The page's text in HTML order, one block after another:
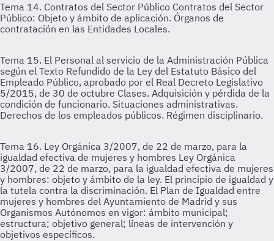
Tema 14. Contratos del Sector Público Contratos del Sector
Público: Objeto y ámbito de aplicación. Órganos de
contratación en las Entidades Locales.
Tema 15. El Personal al servicio de la Administración Pública
según el Texto Refundido de la Ley del Estatuto Básico del
Empleado Público, aprobado por el Real Decreto Legislativo
5/2015, de 30 de octubre Clases. Adquisición y pérdida de la
condición de funcionario. Situaciones administrativas.
Derechos de los empleados públicos. Régimen disciplinario.
Tema 16. Ley Orgánica 3/2007, de 22 de marzo, para la
igualdad efectiva de mujeres y hombres Ley Orgánica
3/2007, de 22 de marzo, para la igualdad efectiva de mujeres
y hombres: objeto y ámbito de la ley. El principio de igualdad y
la tutela contra la discriminación. El Plan de Igualdad entre
mujeres y hombres del Ayuntamiento de Madrid y sus
Organismos Autónomos en vigor: ámbito municipal;
estructura; objetivo general; líneas de intervención y
objetivos específicos.